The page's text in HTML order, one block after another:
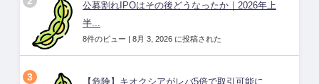
公募割れIPOはその後どうなったか｜2026年上
半...
8件のビュー | 8月 3, 2026 に投稿された
【危険】キオクシアがレバ5倍で取引可能に…